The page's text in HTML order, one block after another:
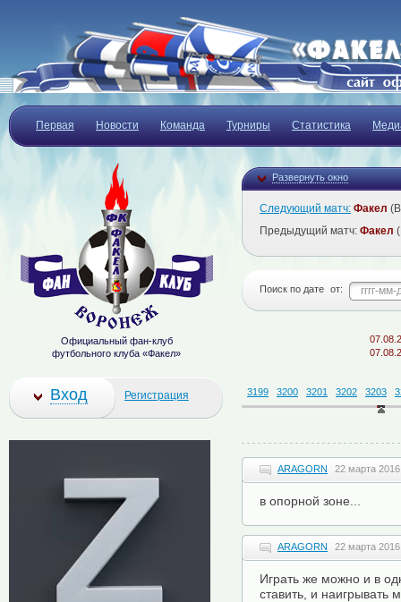
Первая Новости Команда Турниры Статистика
Развернуть окно
Следующий матч: Факел
Предыдущий матч: Факел
Поиск по дате от:
07.08.2026
07.08.2026
3199 3200 3201 3202 3203
ARAGORN 22 марта
в опорной зоне...
ARAGORN 22 марта
Играть же можно и в
ставить, и
Официальный фан-клуб
футбольного клуба «Факел»
Вход Регистрация